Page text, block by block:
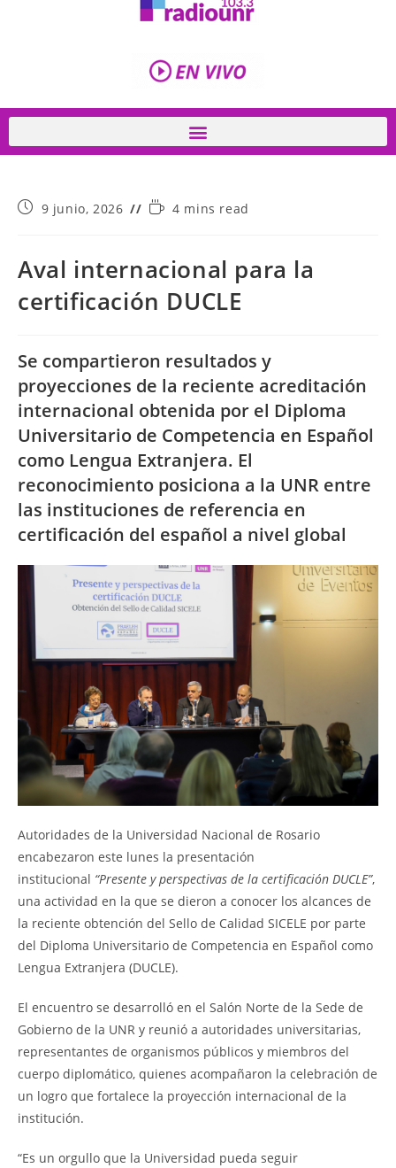
9 junio, 2026 4 mins read
Aval internacional para la
certificación DUCLE
Se compartieron resultados y
proyecciones de la reciente acreditación
internacional obtenida por el Diploma
Universitario de Competencia en Español
como Lengua Extranjera. El
reconocimiento posiciona a la UNR entre
las instituciones de referencia en
certificación del español a nivel global
Autoridades de la Universidad Nacional de Rosario
encabezaron este lunes la presentación
institucional “Presente y perspectivas de la certificación DUCLE”,
una actividad en la que se dieron a conocer los alcances de
la reciente obtención del Sello de Calidad SICELE por parte
del Diploma Universitario de Competencia en Español como
Lengua Extranjera (DUCLE).
El encuentro se desarrolló en el Salón Norte de la Sede de
Gobierno de la UNR y reunió a autoridades universitarias,
representantes de organismos públicos y miembros del
cuerpo diplomático, quienes acompañaron la celebración de
un logro que fortalece la proyección internacional de la
institución.
“Es un orgullo que la Universidad pueda seguir